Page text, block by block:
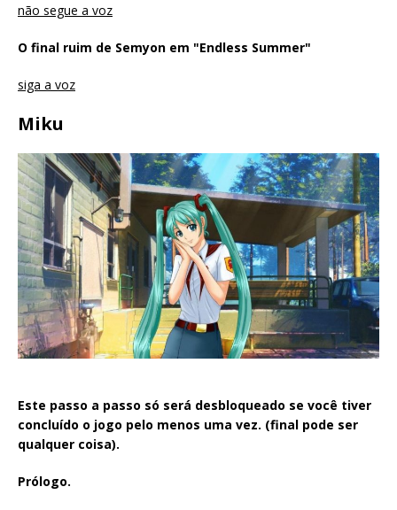
não segue a voz
O final ruim de Semyon em "Endless Summer"
siga a voz
Miku
Este passo a passo só será desbloqueado se você tiver
concluído o jogo pelo menos uma vez. (final pode ser
qualquer coisa).
Prólogo.